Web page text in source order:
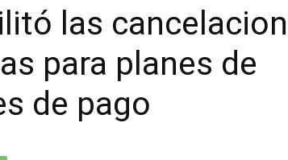
las
para planes de
de pago